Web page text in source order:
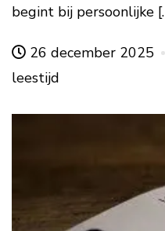
begint bij persoonlijke
26 december 2025
leestijd